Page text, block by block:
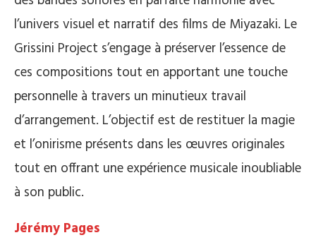
l’univers visuel et narratif des films de Miyazaki. Le
Grissini Project s’engage à préserver l’essence de
ces compositions tout en apportant une touche
personnelle à travers un minutieux travail
d’arrangement. L’objectif est de restituer la magie
et l’onirisme présents dans les œuvres originales
tout en offrant une expérience musicale inoubliable
à son public.
Jérémy Pages